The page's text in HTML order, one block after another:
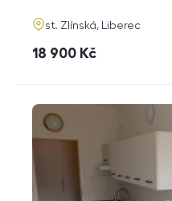
adresa
st. Zlínská, Liberec
cena
18 900 Kč